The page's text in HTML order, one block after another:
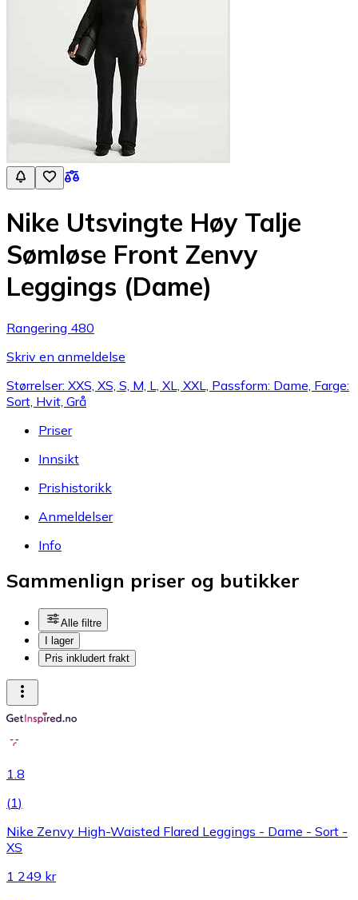
Nike Utsvingte Høy Talje
Sømløse Front Zenvy
Leggings (Dame)
Rangering 480
Skriv en anmeldelse
Størrelser: XXS, XS, S, M, L, XL, XXL, Passform: Dame, Farge:
Sort, Hvit, Grå
Priser
Innsikt
Prishistorikk
Anmeldelser
Info
Sammenlign priser og butikker
Alle filtre
I lager
Pris inkludert frakt
1.8
(1)
Nike Zenvy High-Waisted Flared Leggings - Dame - Sort -
XS
1 249 kr